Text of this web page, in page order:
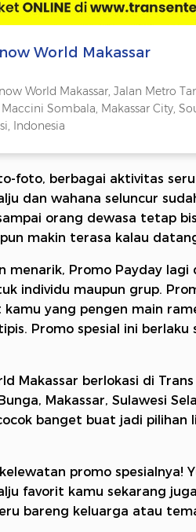
World Makassar
World Makassar, Jalan Metro
Sombala, Makassar City,
Indonesia
foto, berbagai aktivitas
dan wahana seluncur
orang dewasa tetap
makin terasa kalau
menarik, Promo Payday
individu maupun grup.
kamu yang pengen main
Promo spesial ini berlaku
Makassar berlokasi di
Makassar, Sulawesi
banget buat jadi pilihan
promo spesialnya!
favorit kamu sekarang
bareng keluarga atau